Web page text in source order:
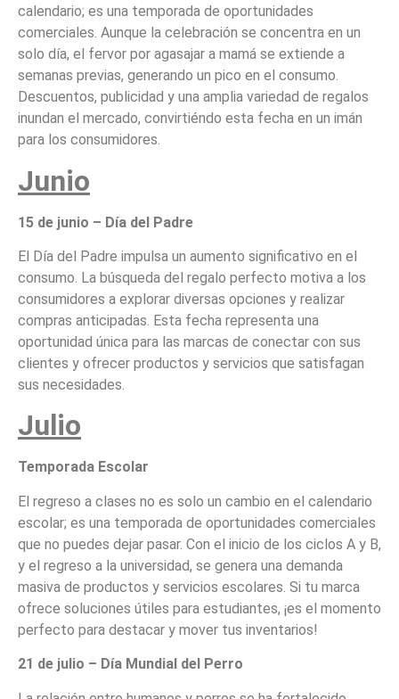
calendario; es una temporada de oportunidades
comerciales. Aunque la celebración se concentra en un
solo día, el fervor por agasajar a mamá se extiende a
semanas previas, generando un pico en el consumo.
Descuentos, publicidad y una amplia variedad de regalos
inundan el mercado, convirtiéndo esta fecha en un imán
para los consumidores.
Junio
15 de junio – Día del Padre
El Día del Padre impulsa un aumento significativo en el
consumo. La búsqueda del regalo perfecto motiva a los
consumidores a explorar diversas opciones y realizar
compras anticipadas. Esta fecha representa una
oportunidad única para las marcas de conectar con sus
clientes y ofrecer productos y servicios que satisfagan
sus necesidades.
Julio
Temporada Escolar
El regreso a clases no es solo un cambio en el calendario
escolar; es una temporada de oportunidades comerciales
que no puedes dejar pasar. Con el inicio de los ciclos A y B,
y el regreso a la universidad, se genera una demanda
masiva de productos y servicios escolares. Si tu marca
ofrece soluciones útiles para estudiantes, ¡es el momento
perfecto para destacar y mover tus inventarios!
21 de julio – Día Mundial del Perro